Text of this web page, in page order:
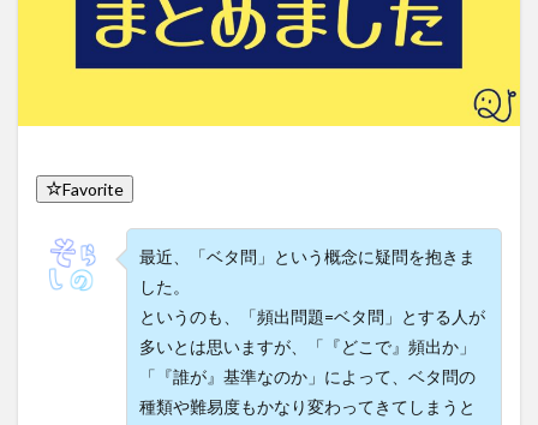
Favorite
最近、「ベタ問」という概念に疑問を抱きま
した。
というのも、「頻出問題=ベタ問」とする人が
多いとは思いますが、「『どこで』頻出か」
「『誰が』基準なのか」によって、ベタ問の
種類や難易度もかなり変わってきてしまうと